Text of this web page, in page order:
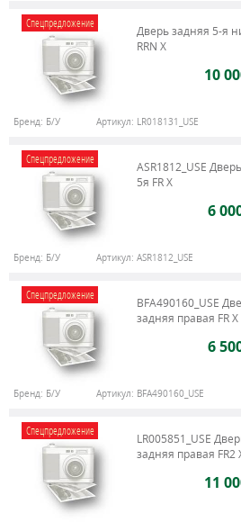
Спецпредложение
Дверь задняя 5-я
RRN X
10
Бренд: Б/У Артикул: LR018131_USE
Спецпредложение
ASR1812_USE
5я FR X
6
Бренд: Б/У Артикул: ASR1812_USE
Спецпредложение
BFA490160_USE
задняя правая FR X
6
Бренд: Б/У Артикул: BFA490160_USE
Спецпредложение
LR005851_USE
задняя правая FR2
11